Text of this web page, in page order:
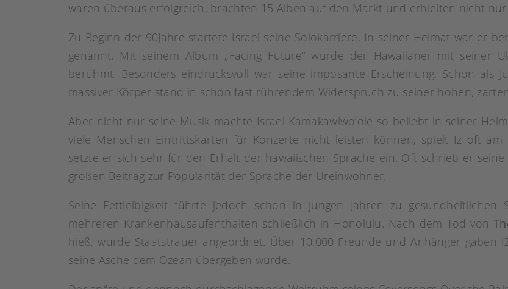
waren überaus erfolgreich, brachten 15 Alben auf den Markt und erhielten nicht
Zu Beginn der 90Jahre startete Israel seine Solokarriere. In seiner Heimat war er
genannt. Mit seinem Album „Facing Future“ wurde der Hawaiianer mit seiner
berühmt. Besonders eindrucksvoll war seine imposante Erscheinung. Schon als
massiver Körper stand in schon fast rührendem Widerspruch zu seiner hohen,
Aber nicht nur seine Musik machte Israel Kamakawiwo’ole so beliebt in seiner
viele Menschen Eintrittskarten für Konzerte nicht leisten können, spielt Iz oft
setzte er sich sehr für den Erhalt der hawaiischen Sprache ein. Oft schrieb er
großen Beitrag zur Popularität der Sprache der Ureinwohner.
Seine Fettleibigkeit führte jedoch schon in jungen Jahren zu gesundheitlichen
mehreren Krankenhausaufenthalten schließlich in Honolulu. Nach dem Tod von
hieß, wurde Staatstrauer angeordnet. Über 10.000 Freunde und Anhänger gaben
seine Asche dem Ozean übergeben wurde.